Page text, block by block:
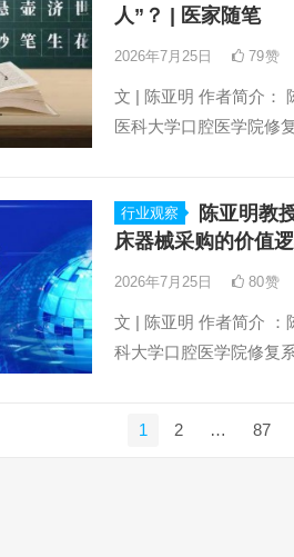
人”？ | 医家随笔
2026年7月25日 79赞
文 | 陈亚明 作者简介：
医科大学口腔医学院修
行业观察
陈亚明教
床器械采购的价值
2026年7月25日 80赞
文 | 陈亚明 作者简介 ：
科大学口腔医学院修复
1 2 … 87